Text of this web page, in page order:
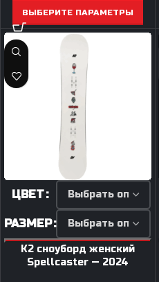
ВЫБЕРИТЕ ПАРАМЕТРЫ
ЦВЕТ
РАЗМЕР
K2 сноуборд женский
Spellcaster — 2024